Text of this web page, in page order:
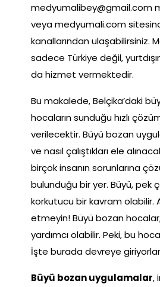
medyumalibey@gmail.com
veya medyumali.com
kanallarından ulaşabilirsiniz.
sadece Türkiye değil,
da hizmet vermektedir.
Bu makalede, Belçika’daki
hocaların sunduğu hızlı
verilecektir. Büyü bozan
ve nasıl çalıştıkları ele
birçok insanın sorunlarına
bulunduğu bir yer. Büyü, pek
korkutucu bir kavram olabilir.
etmeyin! Büyü bozan
yardımcı olabilir. Peki, bu
İşte burada devreye
Büyü bozan uygulamalar,